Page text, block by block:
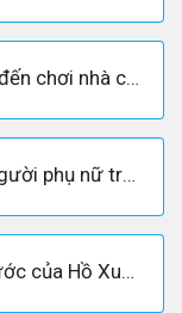
Phát biểu cảm nghĩ về bài thơ Bạn đến chơi nhà của Nguyễn Khuyến
Đoạn văn cảm nghĩ về thân phận người phụ nữ trong bài bánh trôi nước
Dàn ý cảm nhận về bài bánh trôi nước của Hồ Xuân hương